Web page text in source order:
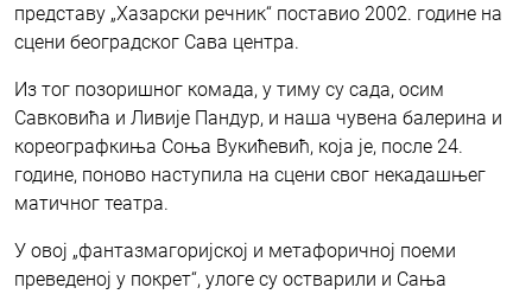
представу „Хазарски речник“ поставио 2002. године на
сцени београдског Сава центра.
Из тог позоришног комада, у тиму су сада, осим
Савковића и Ливије Пандур, и наша чувена балерина и
кореографкиња Соња Вукићевић, која је, после 24.
године, поново наступила на сцени свог некадашњег
матичног театра.
У овој „фантазмагоријској и метафоричној поеми
преведеној у покрет“, улоге су остварили и Сања